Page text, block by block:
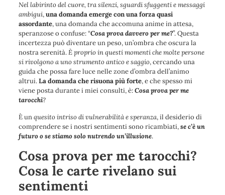
Nel labirinto del cuore, tra silenzi, sguardi sfuggenti e messaggi
ambigui,una domanda emerge con una forza quasi
assordante, una domanda che accomuna anime in attesa,
speranzose o confuse: “Cosa prova davvero per me?”. Questa
incertezza può diventare un peso, un’ombra che oscura la
nostra serenità.È proprio in questi momenti che molte persone
si rivolgono a uno strumento antico e saggio, cercando una
guida che possa fare luce nelle zone d’ombra dell’animo
altrui.La domanda che risuona più forte, e che spesso mi
viene posta durante i miei consulti, è:Cosa prova per me
tarocchi?
È unquesito intriso di vulnerabilità e speranza, il desiderio di
comprendere se i nostri sentimenti sono ricambiati,se c’è un
futuro o se stiamo solo nutrendo un’illusione.
Cosa prova per me tarocchi?
Cosa le carte rivelano sui
sentimenti